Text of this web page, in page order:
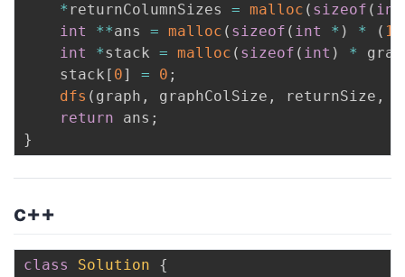
* returnColumnSizes = malloc ( sizeof ( int
int
**ans = malloc ( sizeof ( int * ) * ( 1
int
*stack = malloc ( sizeof ( int ) *
    stack
[ 0] = 0 ;
dfs ( graph , graphColSize , returnSize ,
return ans ;
}
c++
class Solution
{